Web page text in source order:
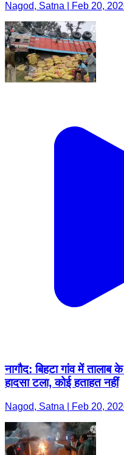
Nagod, Satna | Feb 20,
नागौद: बिहटा गांव में
हादसा टला, कोई हताहत नहीं
Nagod, Satna | Feb 20,